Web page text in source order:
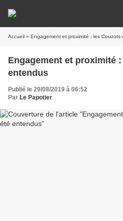
Accueil » Engagement et proximité : les Couzots
Engagement et proximité
entendus
Publié le 29/08/2019 à 06:52
Par Le Papotier